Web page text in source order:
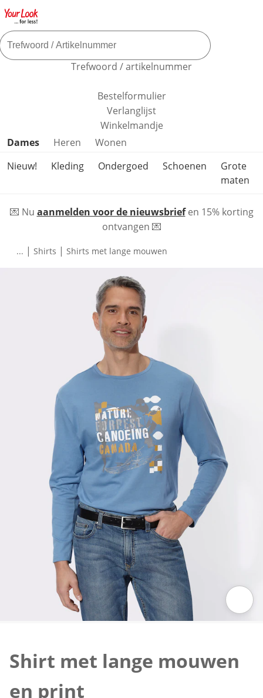
Trefwoord / artikelnummer
Bestelformulier
Verlanglijst
Winkelmandje
Productcategorieën overslaan
Dames Heren
Wonen
Nieuw!
Kleding Ondergoed Schoenen
Grote
maten
💌 Nu aanmelden voor de nieuwsbriefen 15% korting
ontvangen 💌
... | Shirts | Shirts met lange mouwen
Shirt met lange mouwen
en print